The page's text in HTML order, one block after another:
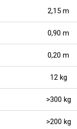
2,15 m
0,90 m
0,20 m
12 kg
>300 kg
>200 kg